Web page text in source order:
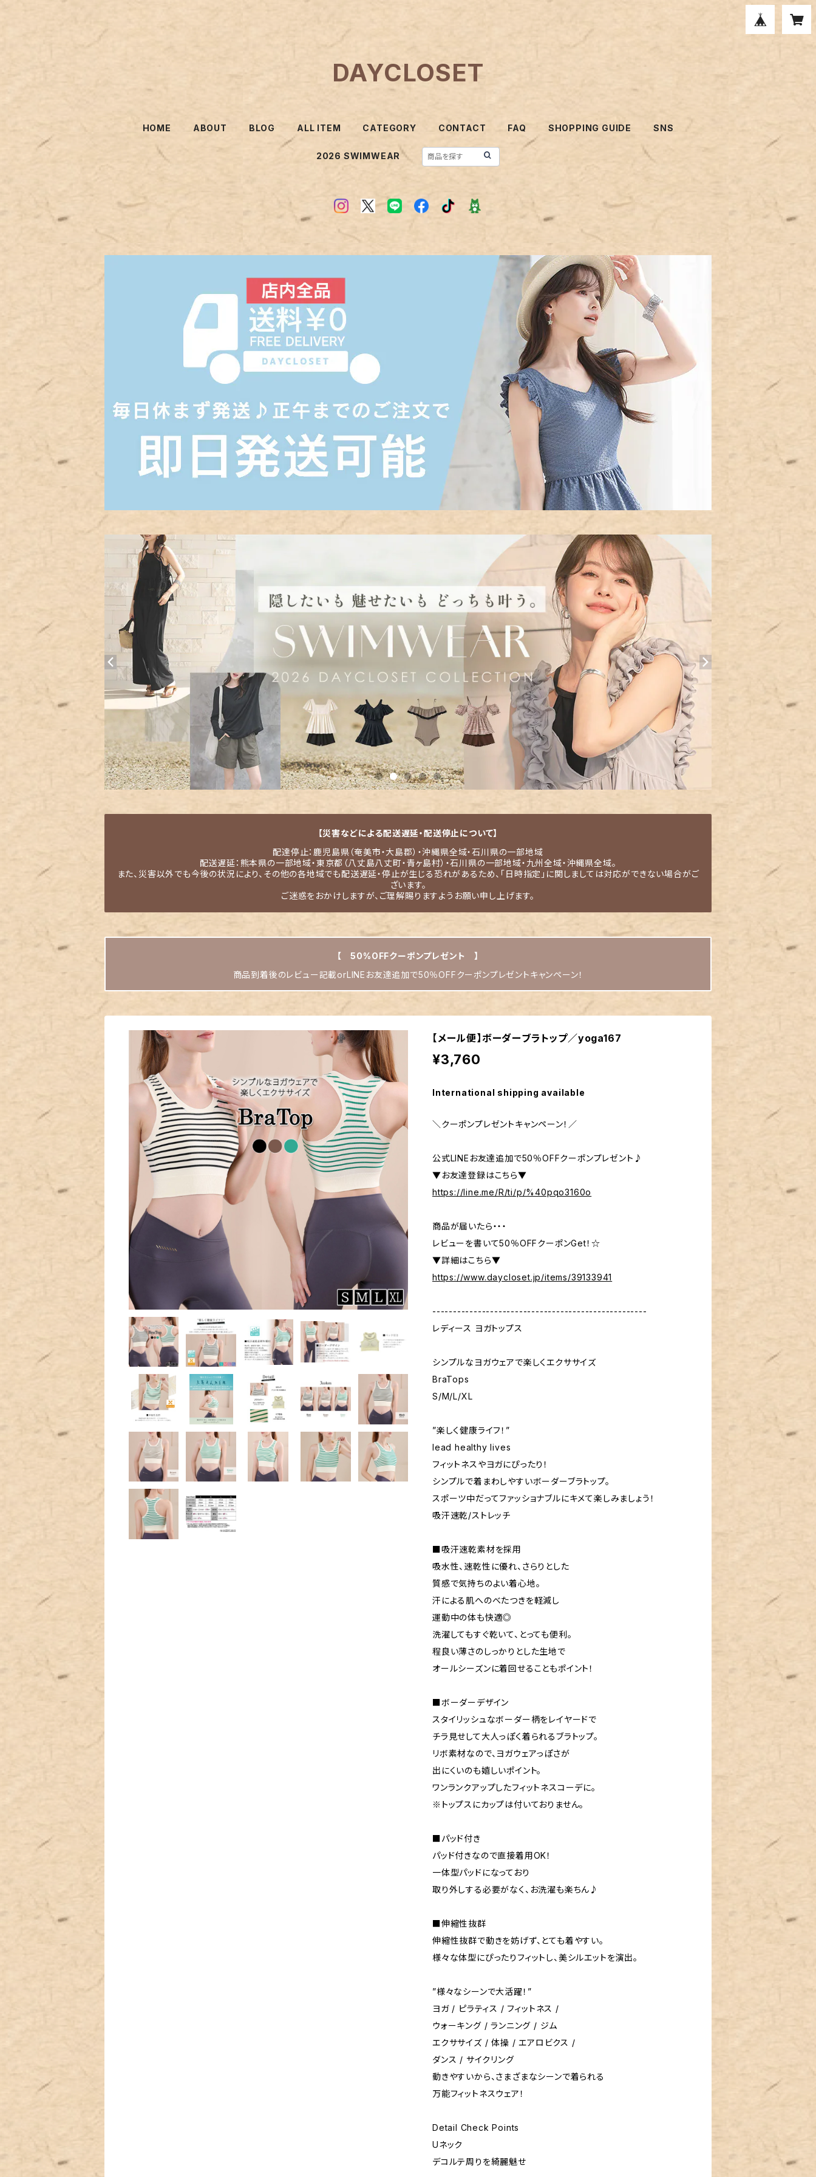
DAYCLOSET
HOME ABOUT BLOG ALL ITEM CATEGORY CONTACT FAQ SHOPPING GUIDE SNS
2026 SWIMWEAR
【災害などによる配送遅延・配送停止について】
配達停止：鹿児島県（奄美市・大島郡）・沖縄県全域・石川県の一部地域
配送遅延：熊本県の一部地域・東京都（八丈島八丈町・青ヶ島村）・石川県の一部地域・九州全域・沖縄県全域。
また、災害以外でも今後の状況により、その他の各地域でも配送遅延・停止が生じる恐れがあるため、「日時指定」に関しましては対応ができない場合がご
ざいます。
ご迷惑をおかけしますが、ご理解賜りますようお願い申し上げます。
【 50%OFFクーポンプレゼント 】
商品到着後のレビュー記載orLINEお友達追加で50％OFFクーポンプレゼントキャンペーン！
【メール便】ボーダーブラトップ／yoga167
¥3,760
International shipping available
＼クーポンプレゼントキャンペーン！／
公式LINEお友達追加で50％OFFクーポンプレゼント♪
▼お友達登録はこちら▼
https://line.me/R/ti/p/%40pqo3160o
商品が届いたら・・・
レビューを書いて50％OFFクーポンGet！☆
▼詳細はこちら▼
https://www.daycloset.jp/items/39133941
----------------------------------------------------
レディース ヨガトップス
シンプルなヨガウェアで楽しくエクササイズ
BraTops
S/M/L/XL
”楽しく健康ライフ！”
lead healthy lives
フィットネスやヨガにぴったり！
シンプルで着まわしやすいボーダーブラトップ。
スポーツ中だってファッショナブルにキメて楽しみましょう！
吸汗速乾/ストレッチ
■吸汗速乾素材を採用
吸水性、速乾性に優れ、さらりとした
質感で気持ちのよい着心地。
汗による肌へのべたつきを軽減し
運動中の体も快適◎
洗濯してもすぐ乾いて、とっても便利。
程良い薄さのしっかりとした生地で
オールシーズンに着回せることもポイント！
■ボーダーデザイン
スタイリッシュなボーダー柄をレイヤードで
チラ見せして大人っぽく着られるブラトップ。
リボ素材なので、ヨガウェアっぽさが
出にくいのも嬉しいポイント。
ワンランクアップしたフィットネスコーデに。
※トップスにカップは付いておりません。
■パッド付き
パッド付きなので直接着用OK！
一体型パッドになっており
取り外しする必要がなく、お洗濯も楽ちん♪
■伸縮性抜群
伸縮性抜群で動きを妨げず、とても着やすい。
様々な体型にぴったりフィットし、美シルエットを演出。
”様々なシーンで大活躍！”
ヨガ / ピラティス / フィットネス /
ウォーキング / ランニング / ジム
エクササイズ / 体操 / エアロビクス /
ダンス / サイクリング
動きやすいから、さまざまなシーンで着られる
万能フィットネスウェア！
Detail Check Points
Uネック
デコルテ周りを綺麗魅せ